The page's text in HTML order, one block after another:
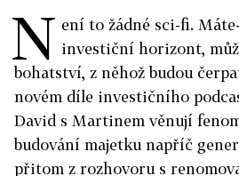
N ení to žádné sci-fi.
investiční horizont,
bohatství, z něhož budou
novém díle investičního
David s Martinem věnují
budování majetku napříč
přitom z rozhovoru s